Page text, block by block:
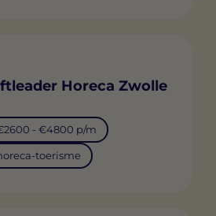
Horeca Zwolle
- €4800 p/m
toerisme